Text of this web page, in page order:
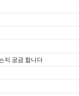
지 궁금 합니다